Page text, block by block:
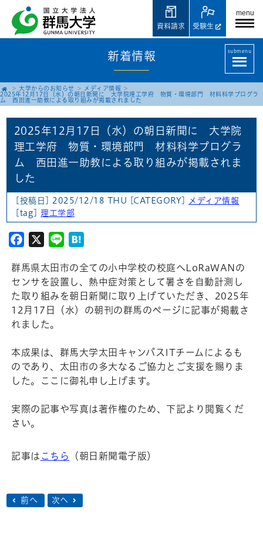
menu
受験生
資料請求
新着情報 submenu
大学からのお知らせ
メディア情報
2025年12月17日（水）の朝日新聞に 大学院理工学府 物質・環境部門 材料科学プログラ
ム 西田進一助教による取り組みが掲載されました
2025年12月17日（水）の朝日新聞に 大学院
理工学府 物質・環境部門 材料科学プログラ
ム 西田進一助教による取り組みが掲載されま
した
[投稿日] 2025/12/18 THU [CATEGORY]
メディア情報
[tag] 理工学部
Facebook
X Line
群馬県太田市の全ての小中学校の校庭へLoRaWANの
センサを設置し、熱中症対策として暑さを自動計測し
た取り組みを朝日新聞に取り上げていただき、2025年
12月17日（水）の朝刊の群馬のページに記事が掲載さ
れました。
本成果は、群馬大学太田キャンパスITチームによるも
のであり、太田市の多大なるご協力とご支援を賜りま
した。ここに御礼申し上げます。
実際の記事や写真は著作権のため、下記より閲覧くだ
さい。
記事は こちら （朝日新聞電子版）
前へ 次へ